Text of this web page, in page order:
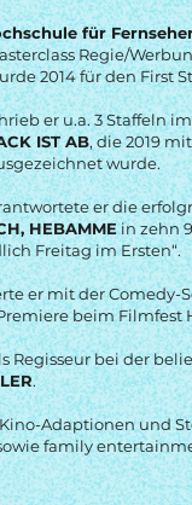
für
Regie/
2014 für den First
er u.a. 3 Staffeln
IST AB, die 2019
wurde.
er die
HEBAMMEin zehn
Freitag im Ersten“.
er mit der Comedy-
beim
Regisseur bei der
.
Adaptionen und
family